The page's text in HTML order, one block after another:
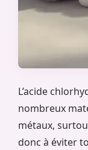
L’acide
nombreux
métaux,
donc à éviter